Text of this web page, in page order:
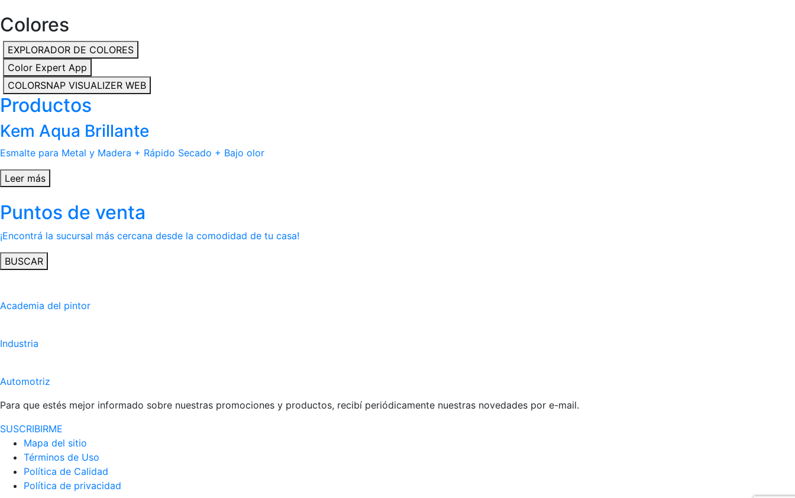
Colores
EXPLORADOR DE COLORES
Color Expert App
COLORSNAP VISUALIZER WEB
Productos
Kem Aqua Brillante
Esmalte para Metal y Madera + Rápido Secado + Bajo olor
Leer más
Puntos de venta
¡Encontrá la sucursal más cercana desde la comodidad de tu casa!
BUSCAR
Academia del pintor
Industria
Automotriz
Para que estés mejor informado sobre nuestras promociones y productos, recibí periódicamente nuestras novedades por e-mail.
SUSCRIBIRME
Mapa del sitio
Términos de Uso
Política de Calidad
Política de privacidad